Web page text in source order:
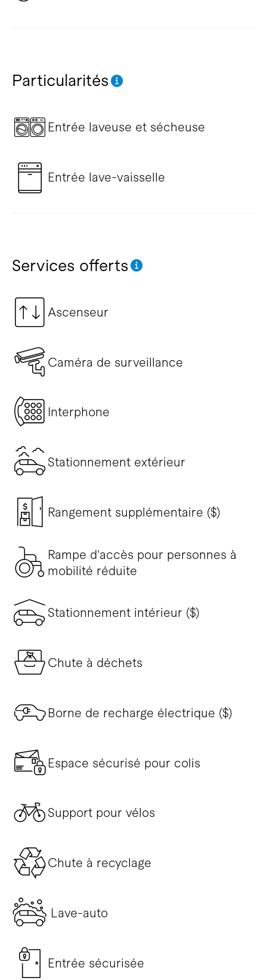
Particularités
Entrée laveuse et sécheuse
Entrée lave-vaisselle
Services offerts
Ascenseur
Caméra de surveillance
Interphone
Stationnement extérieur
Rangement supplémentaire ($)
Rampe d'accès pour personnes à
mobilité réduite
Stationnement intérieur ($)
Chute à déchets
Borne de recharge électrique ($)
Espace sécurisé pour colis
Support pour vélos
Chute à recyclage
Lave-auto
Entrée sécurisée